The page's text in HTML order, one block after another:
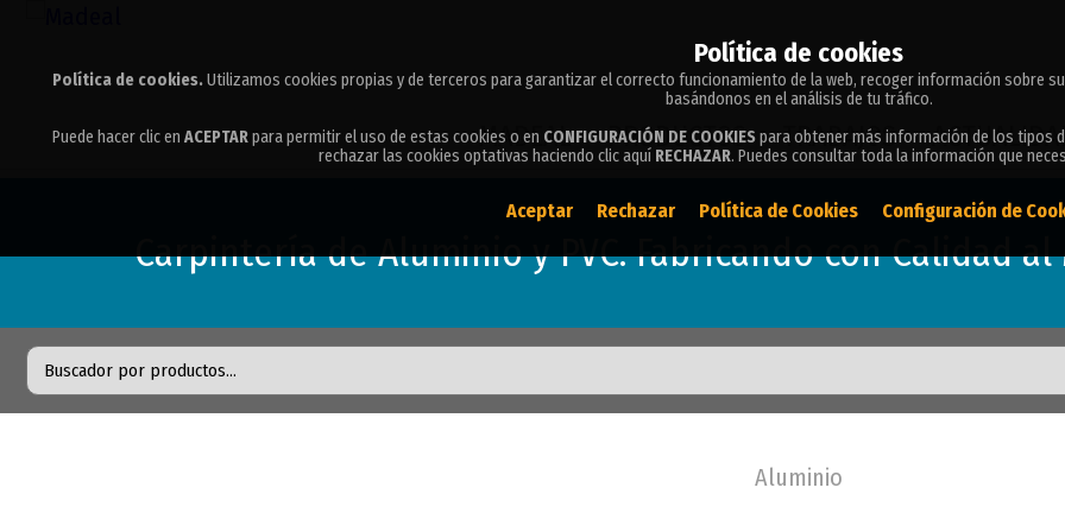
MADEAL PRODUCTOS TRABAJOS
Carpintería de Aluminio y PVC. Fabricando con Calidad al
Aluminio
Política de cookies
Política de cookies.Utilizamos cookies propias y de terceros para garantizar el correcto funcionamiento de la web, recoger información sobre
basándonos en el análisis de tu tráfico.
Puede hacer clic en ACEPTARpara permitir el uso de estas cookies o en CONFIGURACIÓN DE COOKIESpara obtener más información de los tipos
rechazar las cookies optativas haciendo clic aquí RECHAZAR. Puedes consultar toda la información que
Aceptar Rechazar Política de Cookies Configuración de
Política de cookies
Política de cookies.Utilizamos cookies propias y de terceros para garantizar el correcto funcionamiento de la web, recoger información sobre
basándonos en el análisis de tu tráfico.
Puede hacer clic en ACEPTARpara permitir el uso de estas cookies o en CONFIGURACIÓN DE COOKIESpara obtener más información de los tipos
rechazar las cookies optativas haciendo clic aquí RECHAZAR. Puedes consultar toda la información que
Aceptar Rechazar Política de Cookies Configuración de